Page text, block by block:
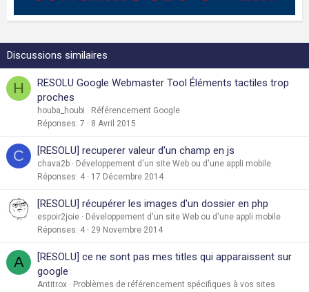
Discussions similaires
H
RESOLU Google Webmaster Tool Éléments tactiles trop
proches
houba_houbi
Référencement Google
Réponses 7 8 Avril 2015
C [RESOLU] recuperer valeur d'un champ en js
chava2b
Développement d'un site Web ou d'une appli mobile
Réponses 4 17 Décembre 2014
[RESOLU] récupérer les images d'un dossier en php
espoir2joie
Développement d'un site Web ou d'une appli mobile
Réponses 4 29 Novembre 2014
A
[RESOLU] ce ne sont pas mes titles qui apparaissent sur
google
Antitrox
Problèmes de référencement spécifiques à vos sites